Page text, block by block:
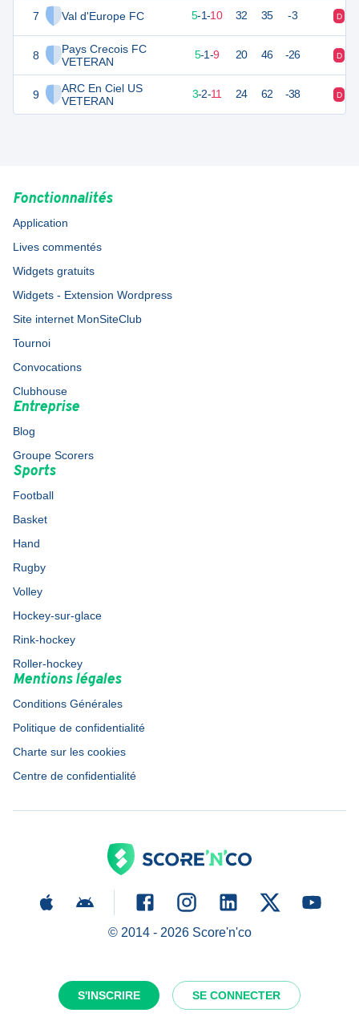
S'INSCRIRE SE CONNECTER
7 Val d'Europe FC
8
Pays Crecois FC
VETERAN
9
ARC En Ciel US
VETERAN
16 5-1-10 32 35 -3 D
15 5-1-9 20 46 -26 D
11 3-2-11 24 62 -38 D
Fonctionnalités
Application
Lives commentés
Widgets gratuits
Widgets - Extension Wordpress
Site internet MonSiteClub
Tournoi
Convocations
Clubhouse
Entreprise
Blog
Groupe Scorers
Sports
Football
Basket
Hand
Rugby
Volley
Hockey-sur-glace
Rink-hockey
Roller-hockey
Mentions légales
Conditions Générales
Politique de confidentialité
Charte sur les cookies
Centre de confidentialité
© 2014 - 2026Score'n'co